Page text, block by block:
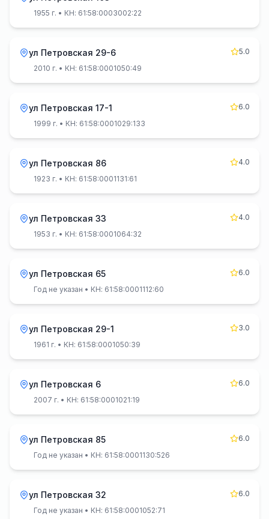
1955 г. • КН: 61:58:0003002:22
ул Петровская 29-6
5.0
2010 г. • КН: 61:58:0001050:49
ул Петровская 17-1
6.0
1999 г. • КН: 61:58:0001029:133
ул Петровская 86
4.0
1923 г. • КН: 61:58:0001131:61
ул Петровская 33
4.0
1953 г. • КН: 61:58:0001064:32
ул Петровская 65
6.0
Год не указан • КН: 61:58:0001112:60
ул Петровская 29-1
3.0
1961 г. • КН: 61:58:0001050:39
ул Петровская 6
6.0
2007 г. • КН: 61:58:0001021:19
ул Петровская 85
6.0
Год не указан • КН: 61:58:0001130:526
ул Петровская 32
6.0
Год не указан • КН: 61:58:0001052:71